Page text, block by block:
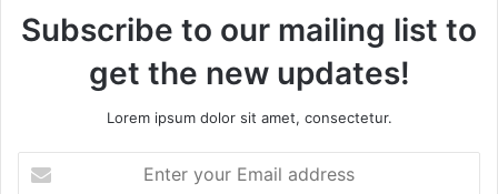
Subscribe to our mailing list to
get the new updates!
Lorem ipsum dolor sit amet, consectetur.
your